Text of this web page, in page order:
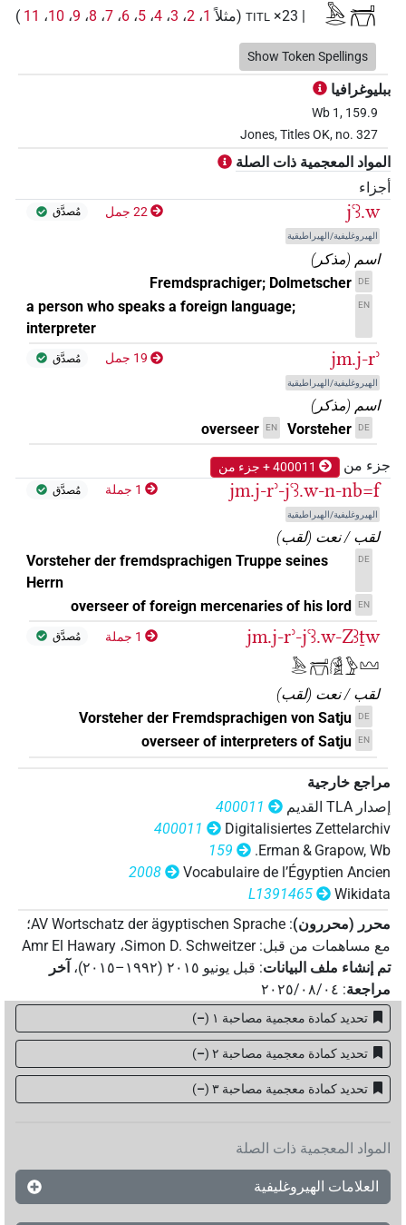
𓅓𓂋𓂝𓋮
TITL (مثلاً 1، 2، 3، 4، 5، 6، 7، 8، 9، 10، 11
)
𓅓𓂋𓂝𓋮𓀀
| 2×
TITL
𓅓𓂋𓏤𓂝𓋮
𓅓𓂋𓏤𓂝𓋮𓋮𓏪
𓅓[]𓂝𓋮
| 1×
TITL
(
1
)
Show Token Spellings
ببليوغرافيا
Wb 1, 159.9
Jones, Titles OK, no. 327
المواد المعجمية ذات الصلة
أجزاء
jꜥꜣ.w
الهيروغليفية/الهيراطيقية
22 جمل مُصدَّق
اسم (مذكر)
DE
Fremdsprachiger; Dolmetscher
EN
a person who speaks a foreign language;
interpreter
jm.j-rʾ
الهيروغليفية/الهيراطيقية
19 جمل مُصدَّق
اسم (مذكر)
DE
Vorsteher
EN
overseer
جزء من 400011 + جزء من
jm.j-rʾ-jꜥꜣ.w-n-nb=f
الهيروغليفية/الهيراطيقية
1 جملة مُصدَّق
لقب / نعت (لقب)
DE
Vorsteher der fremdsprachigen Truppe seines
Herrn
EN
overseer of foreign mercenaries of his lord
jm.j-rʾ-jꜥꜣ.w-Zꜣṯw
𓅓𓂋𓂝𓋮𓀆𓅱𓈉
1 جملة مُصدَّق
لقب / نعت (لقب)
DE
Vorsteher der Fremdsprachigen von Satju
EN
overseer of interpreters of Satju
مراجع خارجية
إصدار‏ ‏TLA‏ القديم
400011
Digitalisiertes Zettelarchiv
400011
Erman & Grapow, Wb.
159
Vocabulaire de l’Égyptien Ancien
2008
Wikidata
L1391465
محرر (محررون):
AV Wortschatz der ägyptischen Sprache؛
مع مساهمات من قبل:
Simon D. Schweitzer، Amr El Hawary
تم إنشاء ملف البيانات: قبل يونيو ۲۰۱٥ (۱۹۹۲–۲۰۱٥) ، آخر
مراجعة: ٢٠٢٥/٠٨/٠٤
تحديد كمادة معجمية مصاحبة ١ –
)
تحديد كمادة معجمية مصاحبة ٢ –
)
تحديد كمادة معجمية مصاحبة ۳ –
)
المواد المعجمية ذات الصلة
العلامات الهيروغليفية